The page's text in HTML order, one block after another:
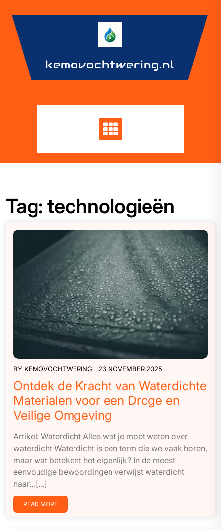
content
kemovochtwering.nl
Tag: technologieën
BY KEMOVOCHTWERING 23 NOVEMBER 2025
Ontdek de Kracht van Waterdichte
Materialen voor een Droge en
Veilige Omgeving
Artikel: Waterdicht Alles wat je moet weten over
waterdicht Waterdicht is een term die we vaak horen,
maar wat betekent het eigenlijk? In de meest
eenvoudige bewoordingen verwijst waterdicht
naar…[...]
READ MORE